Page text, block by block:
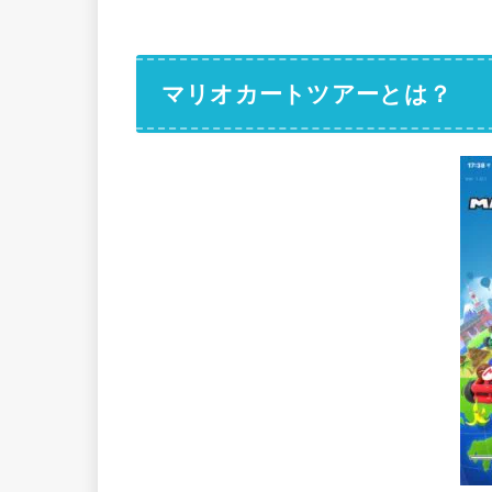
マリオカートツアーとは？